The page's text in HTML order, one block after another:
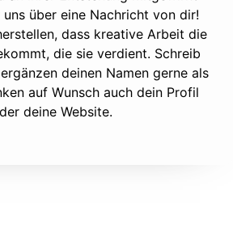
über eine Nachricht von dir!
dass kreative Arbeit die
die sie verdient. Schreib
deinen Namen gerne als
auf Wunsch auch dein Profil
deine Website.